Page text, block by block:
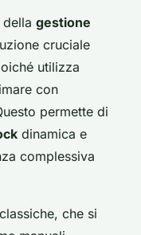
gestione
cruciale
utilizza
con
permette di
dinamica e
complessiva
che si